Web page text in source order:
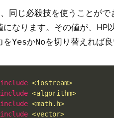
同じ必殺技を使うことが
になります。その値が、HP
をYesかNoを切り替えれば
include <iostream>
include <algorithm>
include <math.h>
include <vector>